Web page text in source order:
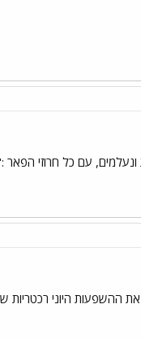
עם כל חרוזי הפאר
היוני רכטריות